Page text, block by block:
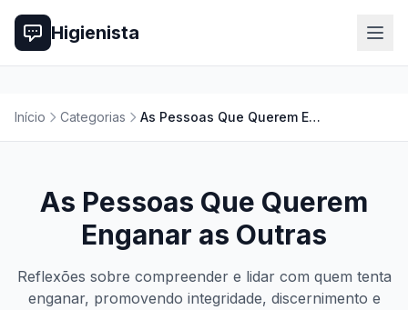
Higienista
Início Categorias As Pessoas Que Querem Enganar as Outras
As Pessoas Que Querem
Enganar as Outras
Reflexões sobre compreender e lidar com quem tenta
enganar, promovendo integridade, discernimento e